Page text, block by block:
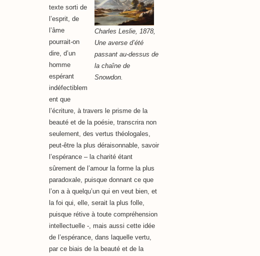
Charles Leslie, 1878,
Une averse d’été
passant au-dessus de
la chaîne de
Snowdon.
texte sorti de
l’esprit, de
l’âme
pourrait-on
dire, d’un
homme
espérant
indéfectiblem
ent que
l’écriture, à travers le prisme de la
beauté et de la poésie, transcrira non
seulement, des vertus théologales,
peut-être la plus déraisonnable, savoir
l’espérance – la charité étant
sûrement de l’amour la forme la plus
paradoxale, puisque donnant ce que
l’on a à quelqu’un qui en veut bien, et
la foi qui, elle, serait la plus folle,
puisque rétive à toute compréhension
intellectuelle -, mais aussi cette idée
de l’espérance, dans laquelle vertu,
par ce biais de la beauté et de la